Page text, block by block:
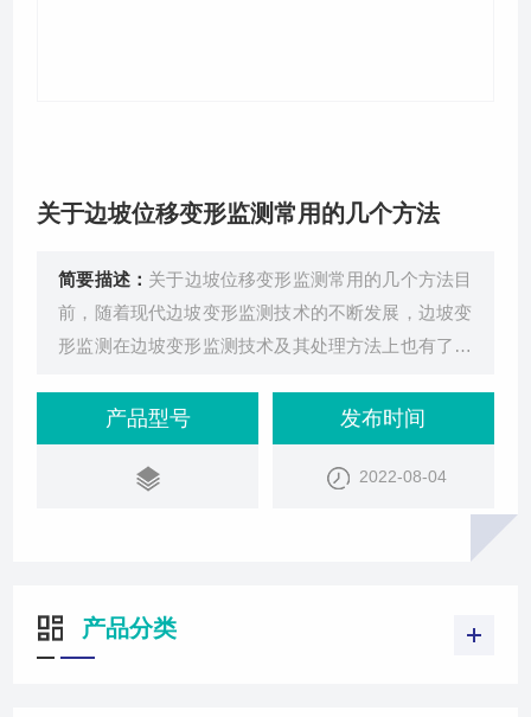
关于边坡位移变形监测常用的几个方法
简要描述： 关于边坡位移变形监测常用的几个方法目
前，随着现代边坡变形监测技术的不断发展，边坡变
形监测在边坡变形监测技术及其处理方法上也有了新
监测技术的推动下不断被投入使用。边坡变形监测也
由原来单一的岩土力学方法或监测数值分析方法发展
到智能人工生命结合边坡变形监测、岩土力学综合边
坡变形监测方法，监测的精度在逐步的提高。边坡的
产品型号 发布时间
2022-08-04
产品分类